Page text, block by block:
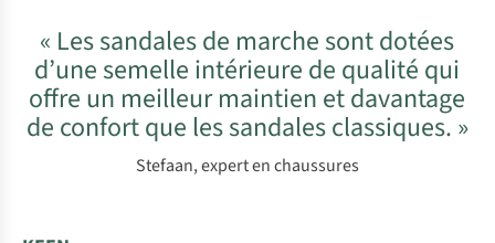
« Les sandales de marche sont dotées
d’une semelle intérieure de qualité qui
offre un meilleur maintien et davantage
de confort que les sandales classiques. »
Stefaan, expert en chaussures